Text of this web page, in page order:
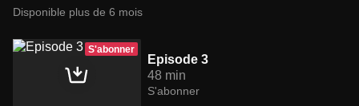
Disponible plus de 6 mois
S'abonner
Episode 3
48 min
S'abonner